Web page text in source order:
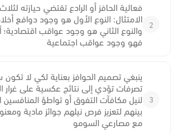
2
فعالية الحافز أو الرادع تقتضي حيازته
الامتثال: النوع الأول هو وجود دوافع
والنوع الثاني هو وجود عواقب اقتصادية؛
فهو وجود عواقب اجتماعية
3
ينبغي تصميم الحوافز بعناية لكي لا
تصرفات تؤدي إلى نتائج عكسية على غرار
لنيل مكافآت التفوق أو تواطؤ المنافسين
بينهم لتعزيز فرص نيلهم جوائز مادية
مع مصارعي السومو